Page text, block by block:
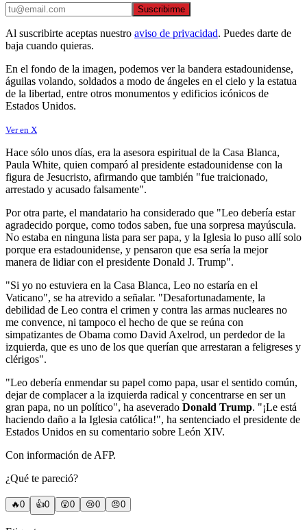
Suscribirme
Al suscribirte aceptas nuestro aviso de privacidad. Puedes darte de
baja cuando quieras.
En el fondo de la imagen, podemos ver la bandera estadounidense,
águilas volando, soldados a modo de ángeles en el cielo y la estatua
de la libertad, entre otros monumentos y edificios icónicos de
Estados Unidos.
Ver en X
Hace sólo unos días, era la asesora espiritual de la Casa Blanca,
Paula White, quien comparó al presidente estadounidense con la
figura de Jesucristo, afirmando que también "fue traicionado,
arrestado y acusado falsamente".
Por otra parte, el mandatario ha considerado que "Leo debería estar
agradecido porque, como todos saben, fue una sorpresa mayúscula.
No estaba en ninguna lista para ser papa, y la Iglesia lo puso allí solo
porque era estadounidense, y pensaron que esa sería la mejor
manera de lidiar con el presidente Donald J. Trump".
"Si yo no estuviera en la Casa Blanca, Leo no estaría en el
Vaticano", se ha atrevido a señalar. "Desafortunadamente, la
debilidad de Leo contra el crimen y contra las armas nucleares no
me convence, ni tampoco el hecho de que se reúna con
simpatizantes de Obama como David Axelrod, un perdedor de la
izquierda, que es uno de los que querían que arrestaran a feligreses y
clérigos".
"Leo debería enmendar su papel como papa, usar el sentido común,
dejar de complacer a la izquierda radical y concentrarse en ser un
gran papa, no un político", ha aseverado Donald Trump. "¡Le está
haciendo daño a la Iglesia católica!", ha sentenciado el presidente de
Estados Unidos en su comentario sobre León XIV.
Con información de AFP.
¿Qué te pareció?
🔥0 👍0 😲0 😢0 😠0